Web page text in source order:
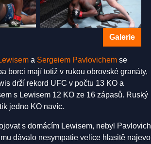
Galerie
a Sergeiem Pavlovichem se
borci mají totiž v rukou obrovské granáty,
drží rekord UFC v počtu 13 KO a
s Lewisem 12 KO ze 16 zápasů. Ruský
jedno KO navíc.
s domácím Lewisem, nebyl Pavlovich
dávalo nesympatie velice hlasitě najevo